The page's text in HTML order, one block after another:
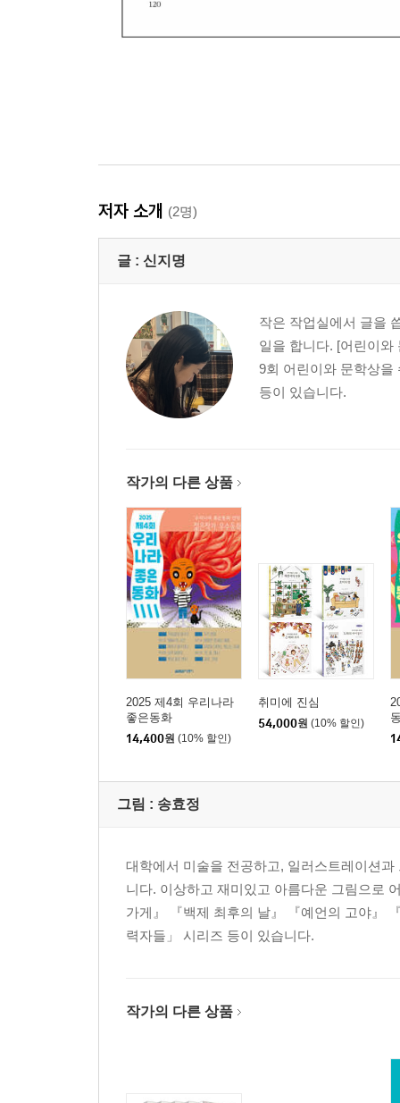
저자 소개 (2명)
글 : 신지명
작은 작업실에서 글을
일을 합니다. [어린이와
9회 어린이와 문학상을
등이 있습니다.
작가의 다른 상품
2025 제4회 우리나라
좋은동화
14,400원 (10% 할인)
취미에 진심
54,000원 (10% 할인)
그림 : 송효정
대학에서 미술을 전공하고, 일러스트레이션
니다. 이상하고 재미있고 아름다운 그림으로
가게』 『백제 최후의 날』 『예언의 고야』
력자들」 시리즈 등이 있습니다.
작가의 다른 상품